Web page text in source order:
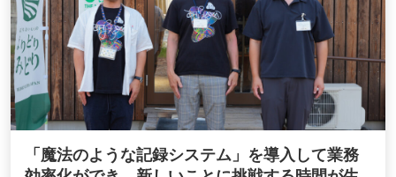
「魔法のような記録システム」を導入して業務